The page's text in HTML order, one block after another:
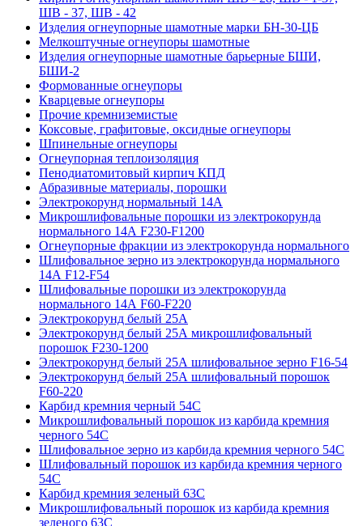
ШВ - 37, ШВ - 42
Изделия огнеупорные шамотные марки БН-30-ЦБ
Мелкоштучные огнеупоры шамотные
Изделия огнеупорные шамотные барьерные БШИ,
БШИ-2
Формованные огнеупоры
Кварцевые огнеупоры
Прочие кремниземистые
Коксовые, графитовые, оксидные огнеупоры
Шпинельные огнеупоры
Огнеупорная теплоизоляция
Пенодиатомитовый кирпич КПД
Абразивные материалы, порошки
Электрокорунд нормальный 14А
Микрошлифовальные порошки из электрокорунда
нормального 14А F230-F1200
Огнеупорные фракции из электрокорунда нормального
Шлифовальное зерно из электрокорунда нормального
14А F12-F54
Шлифовальные порошки из электрокорунда
нормального 14А F60-F220
Электрокорунд белый 25А
Электрокорунд белый 25А микрошлифовальный
порошок F230-1200
Электрокорунд белый 25А шлифовальное зерно F16-54
Электрокорунд белый 25А шлифовальный порошок
F60-220
Карбид кремния черный 54С
Микрошлифовальный порошок из карбида кремния
черного 54С
Шлифовальное зерно из карбида кремния черного 54C
Шлифовальный порошок из карбида кремния черного
54С
Карбид кремния зеленый 63С
Микрошлифовальный порошок из карбида кремния
зеленого 63С